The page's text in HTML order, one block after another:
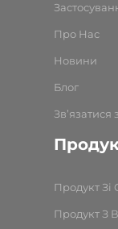
Про Нас
Новини
Блог
Зв’язатися
Продукт Зі
Продукт З